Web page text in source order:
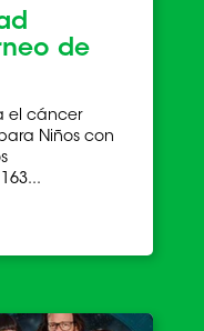
de
el cáncer
Niños con